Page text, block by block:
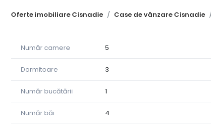
Oferte imobiliare Cisnadie Case de vânzare Cisnadie
Interior la stadiul de alb – pregătit pentru personalizare
Garaj de 19 mp, integrat în casă, cu acces direct în
interior
Demisol practic, perfect pentru zonă de relaxare, hobby
room sau cameră de oaspeți
Priveliște superbă către Cetate și dealurile Cisnădioarei
Număr camere 5
Dormitoare 3
Număr bucătării 1
Număr băi 4